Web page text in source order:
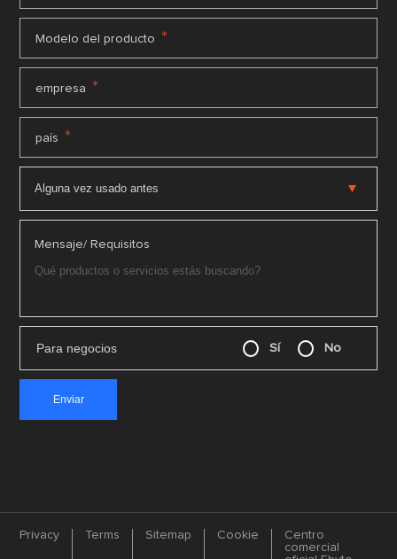
Modelo del producto *
empresa *
país *
Mensaje/ Requisitos
Para negocios Sí No
Privacy Terms Sitemap Cookie
Centro
comercial